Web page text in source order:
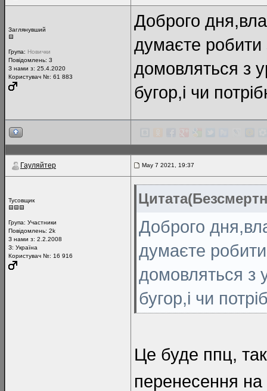
Заглянувший
Група: Новички
Повідомлень: 3
З нами з: 25.4.2020
Користувач №: 61 883
Доброго
думаєте
домовляться з
бугор,і чи
Гауляйтер May 7 2021, 19:37
Тусовщик
Група: Участники
Повідомлень: 2k
З нами з: 2.2.2008
З: Україна
Користувач №: 16 916
Доброго
думаєте
домовляться з
бугор,і чи
Це буде ппц,
перенесення